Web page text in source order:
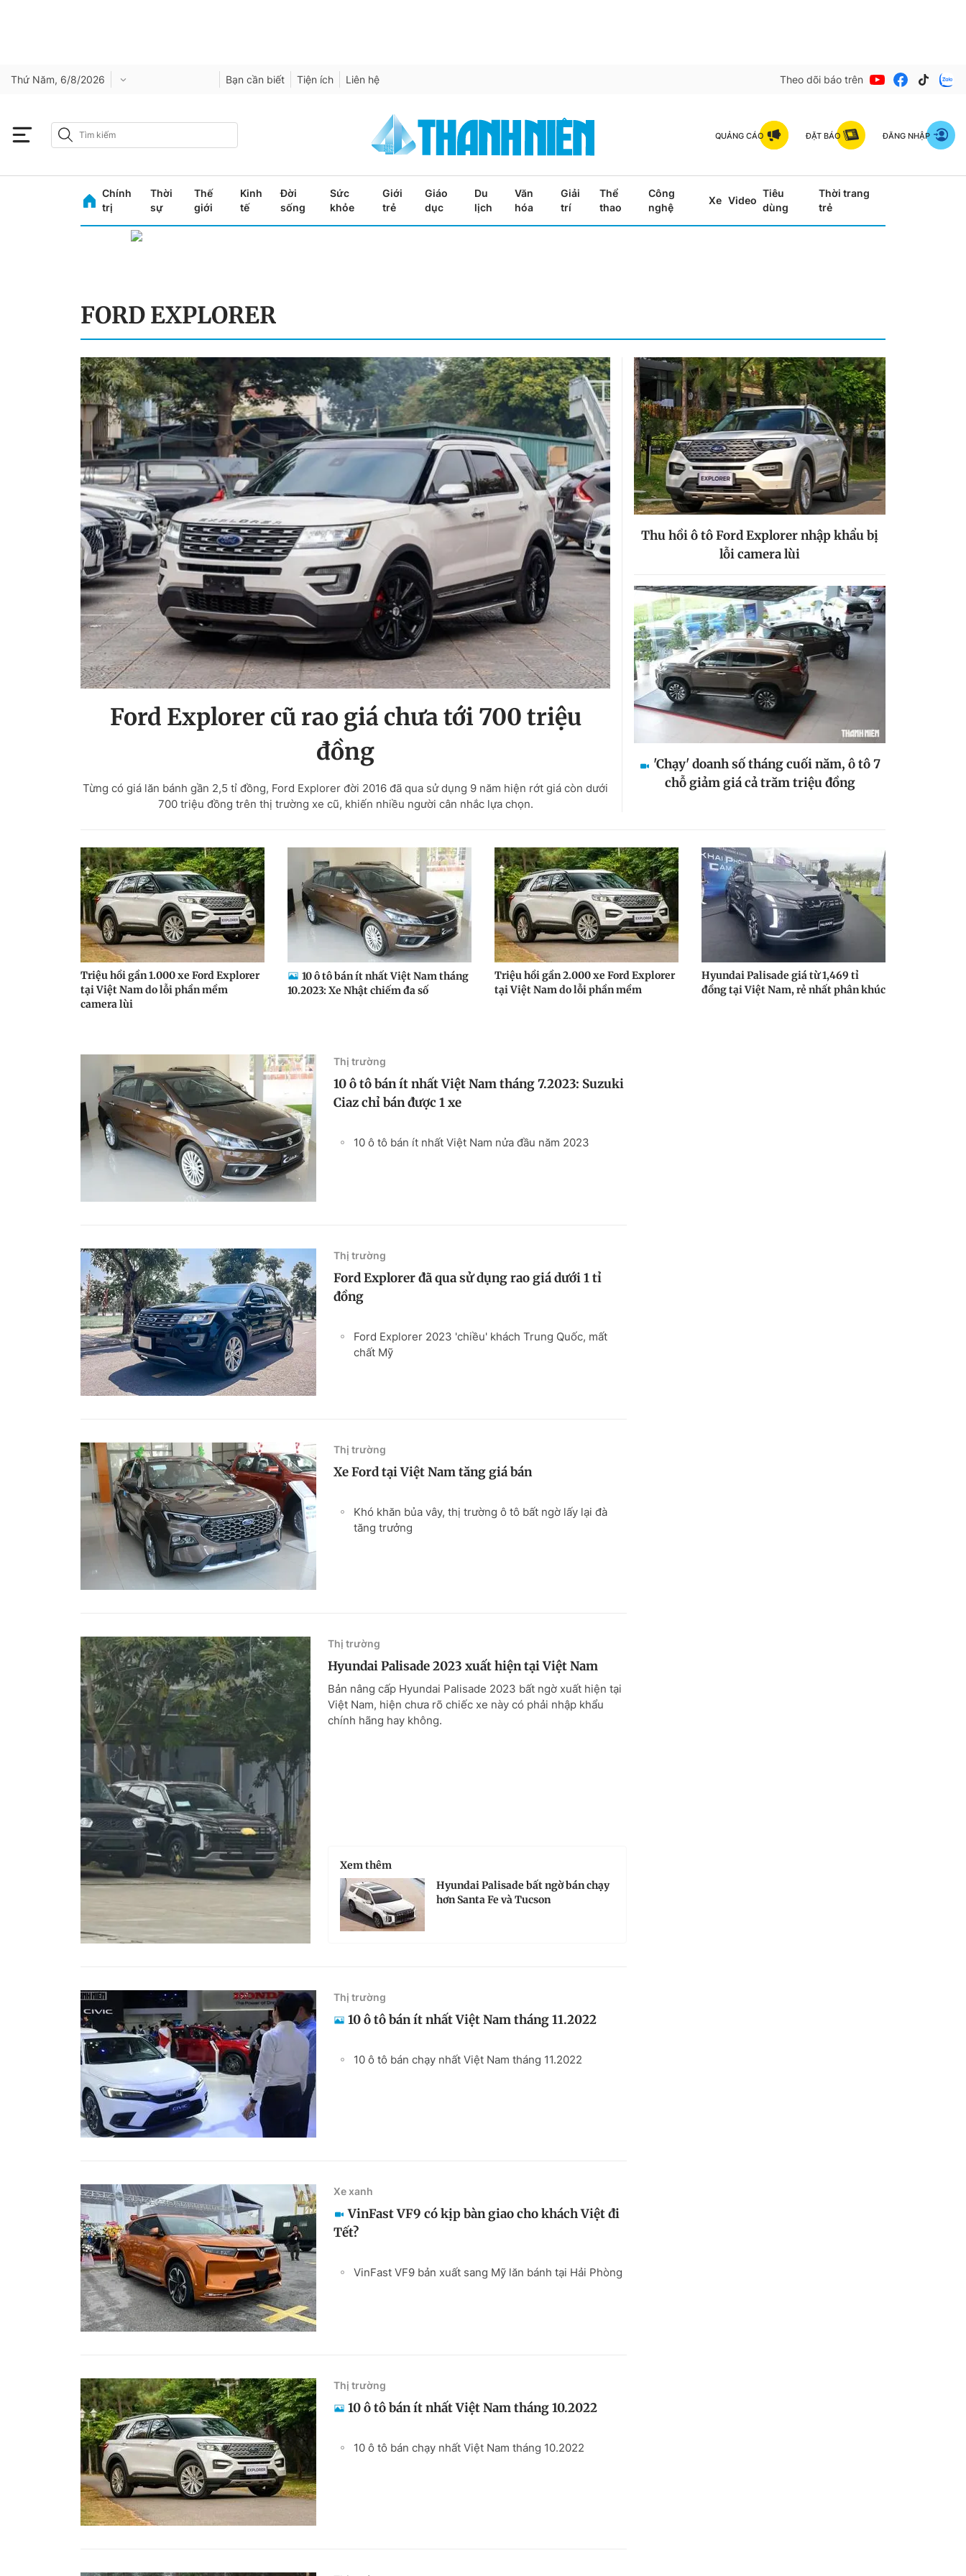
Thứ Năm, 6/8/2026 Bạn cần biết Tiện ích Liên hệ Theo dõi báo trên
QUẢNG CÁO ĐẶT BÁO ĐĂNG NHẬP
Chính
trị
Thời
sự
Thế
giới
Kinh
tế
Đời
sống
Sức
khỏe
Giới
trẻ
Giáo
dục
Du
lịch
Văn
hóa
Giải
trí
Thể
thao
Công
nghệ
Xe Video
Tiêu
dùng
Thời trang
trẻ
FORD EXPLORER
Ford Explorer cũ rao giá chưa tới 700 triệu
đồng
Từng có giá lăn bánh gần 2,5 tỉ đồng, Ford Explorer đời 2016 đã qua sử dụng 9 năm hiện rớt giá còn dưới
700 triệu đồng trên thị trường xe cũ, khiến nhiều người cân nhắc lựa chọn.
Thu hồi ô tô Ford Explorer nhập khẩu bị
lỗi camera lùi
'Chạy' doanh số tháng cuối năm, ô tô 7
chỗ giảm giá cả trăm triệu đồng
Triệu hồi gần 1.000 xe Ford Explorer
tại Việt Nam do lỗi phần mềm
camera lùi
10 ô tô bán ít nhất Việt Nam tháng
10.2023: Xe Nhật chiếm đa số
Triệu hồi gần 2.000 xe Ford Explorer
tại Việt Nam do lỗi phần mềm
Hyundai Palisade giá từ 1,469 tỉ
đồng tại Việt Nam, rẻ nhất phân khúc
Thị trường
10 ô tô bán ít nhất Việt Nam tháng 7.2023: Suzuki
Ciaz chỉ bán được 1 xe
10 ô tô bán ít nhất Việt Nam nửa đầu năm 2023
Thị trường
Ford Explorer đã qua sử dụng rao giá dưới 1 tỉ
đồng
Ford Explorer 2023 'chiều' khách Trung Quốc, mất
chất Mỹ
Thị trường
Xe Ford tại Việt Nam tăng giá bán
Khó khăn bủa vây, thị trường ô tô bất ngờ lấy lại đà
tăng trưởng
Thị trường
Hyundai Palisade 2023 xuất hiện tại Việt Nam
Bản nâng cấp Hyundai Palisade 2023 bất ngờ xuất hiện tại
Việt Nam, hiện chưa rõ chiếc xe này có phải nhập khẩu
chính hãng hay không.
Xem thêm
Hyundai Palisade bất ngờ bán chạy
hơn Santa Fe và Tucson
Thị trường
10 ô tô bán ít nhất Việt Nam tháng 11.2022
10 ô tô bán chạy nhất Việt Nam tháng 11.2022
Xe xanh
VinFast VF9 có kịp bàn giao cho khách Việt đi
Tết?
VinFast VF9 bản xuất sang Mỹ lăn bánh tại Hải Phòng
Thị trường
10 ô tô bán ít nhất Việt Nam tháng 10.2022
10 ô tô bán chạy nhất Việt Nam tháng 10.2022